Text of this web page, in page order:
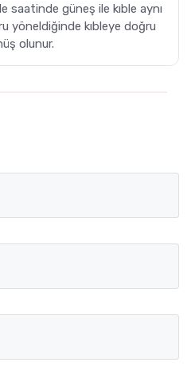
saatinde güneş ile kıble aynı
yöneldiğinde kıbleye doğru
olunur.